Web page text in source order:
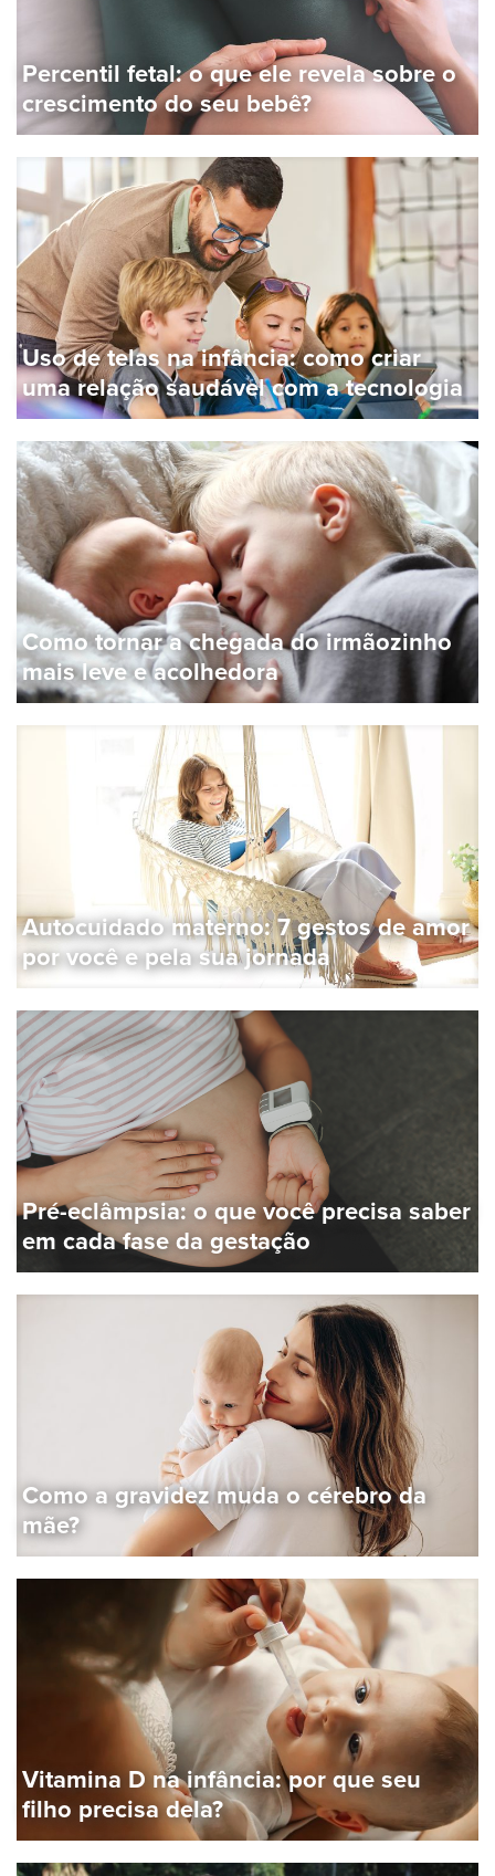
Percentil fetal: o que ele revela sobre o
crescimento do seu bebê?
Uso de telas na infância: como criar
uma relação saudável com a tecnologia
Como tornar a chegada do irmãozinho
mais leve e acolhedora
Autocuidado materno: 7 gestos de amor
por você e pela sua jornada
Pré-eclâmpsia: o que você precisa saber
em cada fase da gestação
Como a gravidez muda o cérebro da
mãe?
Vitamina D na infância: por que seu
filho precisa dela?